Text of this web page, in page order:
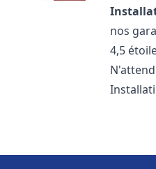
nos
4,5